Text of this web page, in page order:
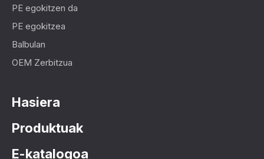
PE egokitzen da
PE egokitzea
Balbulan
OEM Zerbitzua
Hasiera
Produktuak
E-katalogoa